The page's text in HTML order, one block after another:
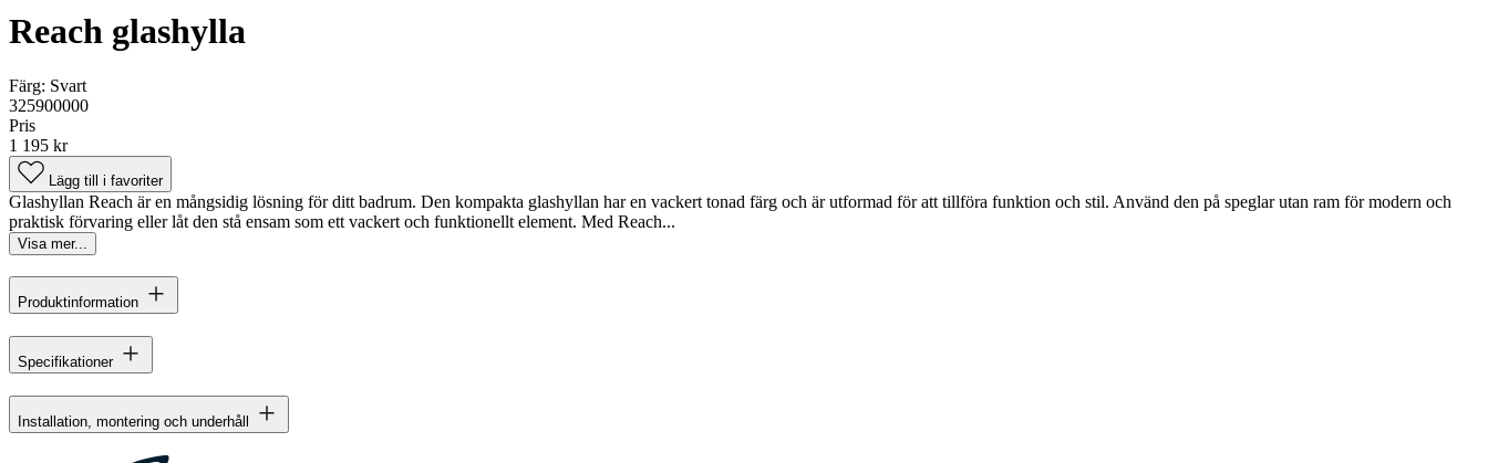
Reach glashylla
Färg: Svart
325900000
Pris
1 195 kr
Lägg till i favoriter
Glashyllan Reach är en mångsidig lösning för ditt badrum. Den kompakta glashyllan har en vackert tonad färg och är utformad för att tillföra funktion och stil. Använd den på speglar utan ram för modern och
praktisk förvaring eller låt den stå ensam som ett vackert och funktionellt element. Med Reach...
Visa mer...
Produktinformation
Specifikationer
Installation, montering och underhåll